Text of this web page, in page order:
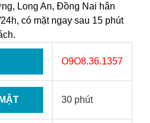
Long An, Đồng Nai hân
có mặt ngay sau 15 phút
O9O8.36.1357
30 phút